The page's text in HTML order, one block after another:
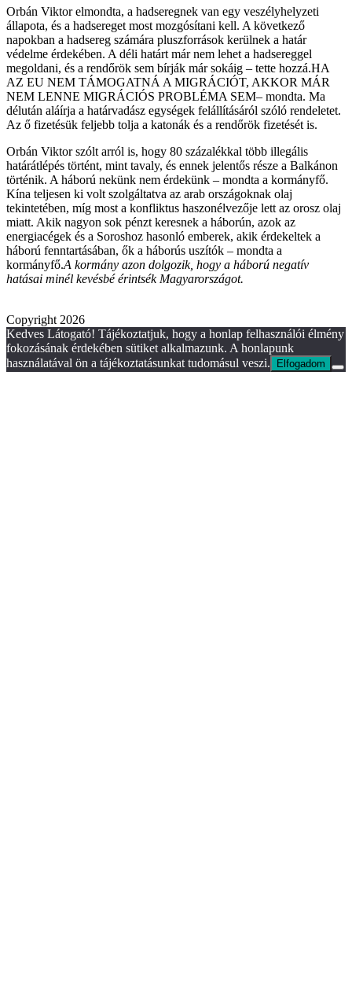
Orbán Viktor elmondta, a hadseregnek van egy veszélyhelyzeti
állapota, és a hadsereget most mozgósítani kell. A következő
napokban a hadsereg számára pluszforrások kerülnek a határ
védelme érdekében. A déli határt már nem lehet a hadsereggel
megoldani, és a rendőrök sem bírják már sokáig – tette hozzá.HA
AZ EU NEM TÁMOGATNÁ A MIGRÁCIÓT, AKKOR MÁR
NEM LENNE MIGRÁCIÓS PROBLÉMA SEM– mondta. Ma
délután aláírja a határvadász egységek felállításáról szóló rendeletet.
Az ő fizetésük feljebb tolja a katonák és a rendőrök fizetését is.
Orbán Viktor szólt arról is, hogy 80 százalékkal több illegális
határátlépés történt, mint tavaly, és ennek jelentős része a Balkánon
történik. A háború nekünk nem érdekünk – mondta a kormányfő.
Kína teljesen ki volt szolgáltatva az arab országoknak olaj
tekintetében, míg most a konfliktus haszonélvezője lett az orosz olaj
miatt. Akik nagyon sok pénzt keresnek a háborún, azok az
energiacégek és a Soroshoz hasonló emberek, akik érdekeltek a
háború fenntartásában, ők a háborús uszítók – mondta a
kormányfő.A kormány azon dolgozik, hogy a háború negatív
hatásai minél kevésbé érintsék Magyarországot.
Copyright 2026
Kedves Látogató! Tájékoztatjuk, hogy a honlap felhasználói élmény
fokozásának érdekében sütiket alkalmazunk. A honlapunk
használatával ön a tájékoztatásunkat tudomásul veszi.
Elfogadom